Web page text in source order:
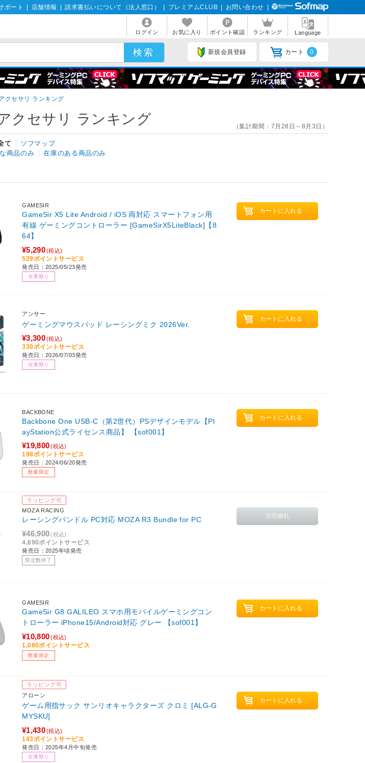
ポート 店舗情報 請求書払いについて（法人窓口） プレミアムCLUB お問い合わせ
ログイン お気に入り ポイント確認 ランキング Language
新規会員登録 カート 0
クセサリ ランキング
クセサリ ランキング （集計期間：7月28日～8月3日）
て
ソフマップ
商品のみ
在庫のある商品のみ
GAMESIR
GameSir X5 Lite Android / iOS 両対応 スマートフォン用
有線 ゲーミングコントローラー [GameSirX5LiteBlack]【8
64】
¥5,290(税込)
529ポイントサービス
発売日：2025/05/23発売
在庫限り
アンサー
ゲーミングマウスパッド レーシングミク 2026Ver.
¥3,300(税込)
330ポイントサービス
発売日：2026/07/03発売
在庫限り
BACKBONE
Backbone One USB-C（第2世代）PSデザインモデル【Pl
ayStation公式ライセンス商品】 【sof001】
¥19,800 (税込)
198ポイントサービス
発売日：2024/06/20発売
数量限定
ラッピング可
MOZA RACING
レーシングバンドル PC対応 MOZA R3 Bundle for PC
¥46,900 (税込)
4,690ポイントサービス
発売日：2025年頃発売
限定数終了
GAMESIR
GameSir G8 GALILEO スマホ用モバイルゲーミングコン
トローラー iPhone15/Android対応 グレー 【sof001】
¥10,800 (税込)
1,080ポイントサービス
数量限定
ラッピング可
アローン
ゲーム用指サック サンリオキャラクターズ クロミ [ALG-G
MYSKU]
¥1,430(税込)
143ポイントサービス
発売日：2025年4月中旬発売
在庫限り